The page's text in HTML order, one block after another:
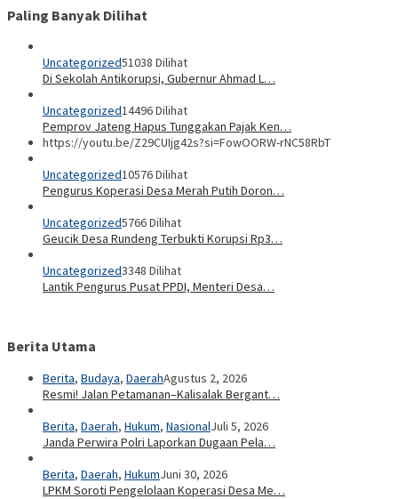
Paling Banyak Dilihat
Uncategorized51038 Dilihat
Di Sekolah Antikorupsi, Gubernur Ahmad L…
Uncategorized14496 Dilihat
Pemprov Jateng Hapus Tunggakan Pajak Ken…
https://youtu.be/Z29CUIjg42s?si=FowOORW-rNC58RbT
Uncategorized10576 Dilihat
Pengurus Koperasi Desa Merah Putih Doron…
Uncategorized5766 Dilihat
Geucik Desa Rundeng Terbukti Korupsi Rp3…
Uncategorized3348 Dilihat
Lantik Pengurus Pusat PPDI, Menteri Desa…
Berita Utama
Berita, Budaya, DaerahAgustus 2, 2026
Resmi! Jalan Petamanan–Kalisalak Bergant…
Berita, Daerah, Hukum, NasionalJuli 5, 2026
Janda Perwira Polri Laporkan Dugaan Pela…
Berita, Daerah, HukumJuni 30, 2026
LPKM Soroti Pengelolaan Koperasi Desa Me…